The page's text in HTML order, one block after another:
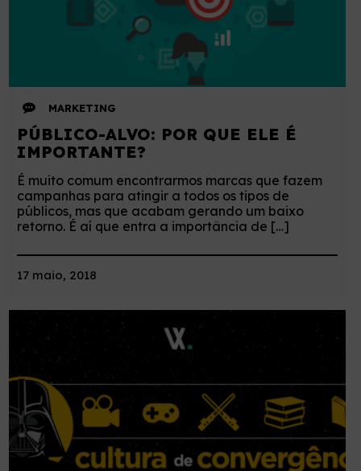
MARKETING
PÚBLICO-ALVO: POR QUE ELE É
IMPORTANTE?
É muito comum encontrarmos marcas que fazem
campanhas para atingir a todos os tipos de
públicos, mas que acabam gerando um baixo
retorno. É aí que entra a importância de […]
17 maio, 2018